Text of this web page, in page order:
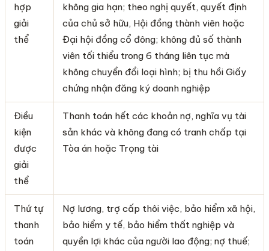
hợp
giải
thể
không gia hạn; theo nghị quyết, quyết định
của chủ sở hữu, Hội đồng thành viên hoặc
Đại hội đồng cổ đông; không đủ số thành
viên tối thiểu trong 6 tháng liên tục mà
không chuyển đổi loại hình; bị thu hồi Giấy
chứng nhận đăng ký doanh nghiệp
Điều
kiện
được
giải
thể
Thanh toán hết các khoản nợ, nghĩa vụ tài
sản khác và không đang có tranh chấp tại
Tòa án hoặc Trọng tài
Thứ tự
thanh
toán
Nợ lương, trợ cấp thôi việc, bảo hiểm xã hội,
bảo hiểm y tế, bảo hiểm thất nghiệp và
quyền lợi khác của người lao động; nợ thuế;